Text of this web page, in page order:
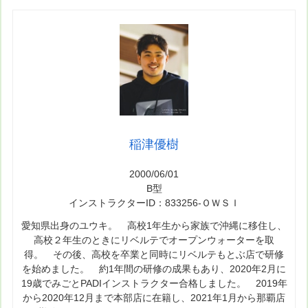
稲津優樹
2000/06/01
B型
インストラクターID：833256-ＯＷＳＩ
愛知県出身のユウキ。 高校1年生から家族で沖縄に移住し、
高校２年生のときにリベルテでオープンウォーターを取
得。 その後、高校を卒業と同時にリベルテもとぶ店で研修
を始めました。 約1年間の研修の成果もあり、2020年2月に
19歳でみごとPADIインストラクター合格しました。 2019年
から2020年12月まで本部店に在籍し、2021年1月から那覇店